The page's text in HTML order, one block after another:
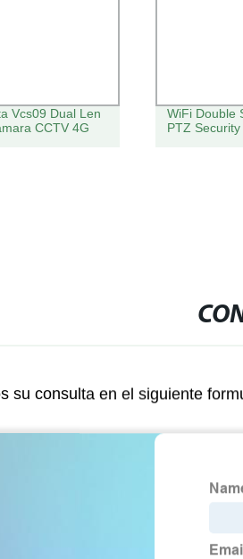
Vcs09 Dual Len
CCTV 4G
WiFi Double
PTZ
su consulta en el siguiente